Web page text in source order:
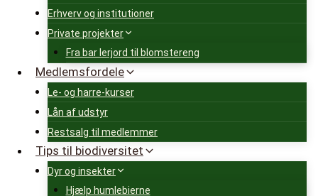
Erhverv og institutioner
Private projekter
Fra bar lerjord til blomstereng
Medlemsfordele
Le- og harre-kurser
Lån af udstyr
Restsalg til medlemmer
Tips til biodiversitet
Dyr og insekter
Hjælp humlebierne